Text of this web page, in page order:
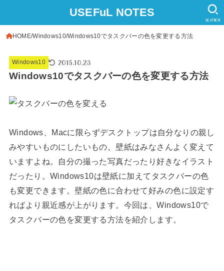
USEFuL NOTES
SEARCH
HOME Windows10 Windows10でタスクバーの色を変更する方法
Windows10 2015.10.23
Windows10でタスクバーの色を変更する方法
Windows、Macに限らずデスクトップは自分なりの親し
みやすいものにしたいもの。壁紙はみなさんよく変えて
いますよね。自分の撮った写真だったり好きなイラスト
だったり。Windows10は壁紙に加えてタスクバーの色
も変更できます。壁紙の色に合わせて好みの色に設定す
ればより親近感が上がります。今回は、Windows10で
タスクバーの色を変更する方法を紹介します。